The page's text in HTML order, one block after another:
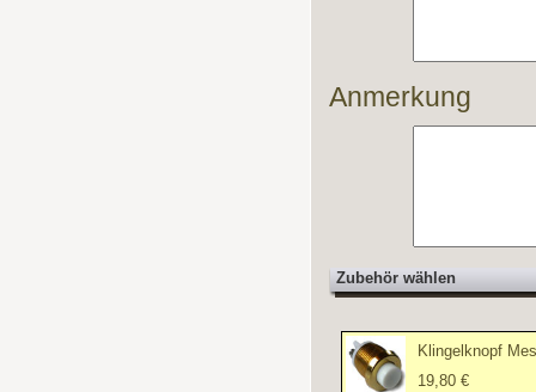
Anmerkung
Zubehör wählen
Klingelknopf
19,80 €